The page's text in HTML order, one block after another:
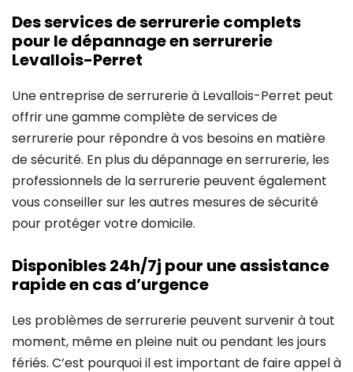
Des services de serrurerie complets
pour le dépannage en serrurerie
Levallois-Perret
Une entreprise de serrurerie à Levallois-Perret peut
offrir une gamme complète de services de
serrurerie pour répondre à vos besoins en matière
de sécurité. En plus du dépannage en serrurerie, les
professionnels de la serrurerie peuvent également
vous conseiller sur les autres mesures de sécurité
pour protéger votre domicile.
Disponibles 24h/7j pour une assistance
rapide en cas d’urgence
Les problèmes de serrurerie peuvent survenir à tout
moment, même en pleine nuit ou pendant les jours
fériés. C’est pourquoi il est important de faire appel à